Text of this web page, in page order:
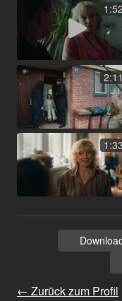
1:52
2:11
1:33
← Zurück zum Profil